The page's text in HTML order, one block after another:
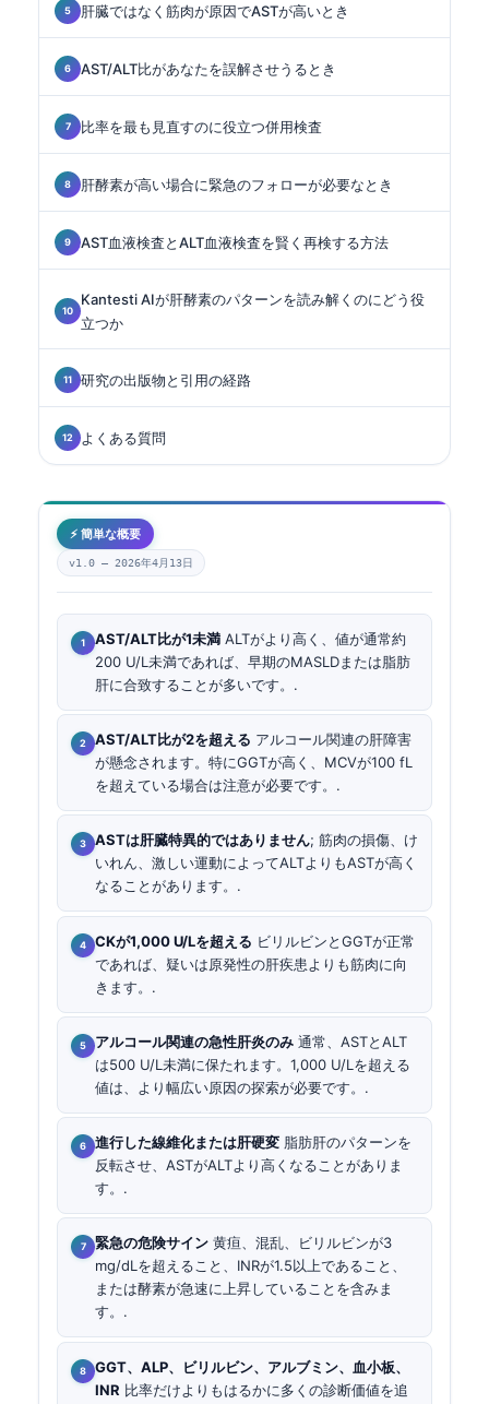
肝臓ではなく筋肉が原因でASTが高いとき
AST/ALT比があなたを誤解させうるとき
比率を最も見直すのに役立つ併用検査
肝酵素が高い場合に緊急のフォローが必要なとき
AST血液検査とALT血液検査を賢く再検する方法
Kantesti AIが肝酵素のパターンを読み解くのにどう役
立つか
研究の出版物と引用の経路
よくある質問
⚡ 簡単な概要
v1.0 — 2026年4月13日
AST/ALT比が1未満 ALTがより高く、値が通常約
200 U/L未満であれば、早期のMASLDまたは脂肪
肝に合致することが多いです。.
AST/ALT比が2を超える アルコール関連の肝障害
が懸念されます。特にGGTが高く、MCVが100 fL
を超えている場合は注意が必要です。.
ASTは肝臓特異的ではありません; 筋肉の損傷、け
いれん、激しい運動によってALTよりもASTが高く
なることがあります。.
CKが1,000 U/Lを超える ビリルビンとGGTが正常
であれば、疑いは原発性の肝疾患よりも筋肉に向
きます。.
アルコール関連の急性肝炎のみ 通常、ASTとALT
は500 U/L未満に保たれます。1,000 U/Lを超える
値は、より幅広い原因の探索が必要です。.
進行した線維化または肝硬変 脂肪肝のパターンを
反転させ、ASTがALTより高くなることがありま
す。.
緊急の危険サイン 黄疸、混乱、ビリルビンが3
mg/dLを超えること、INRが1.5以上であること、
または酵素が急速に上昇していることを含みま
す。.
GGT、ALP、ビリルビン、アルブミン、血小板、
INR 比率だけよりもはるかに多くの診断価値を追